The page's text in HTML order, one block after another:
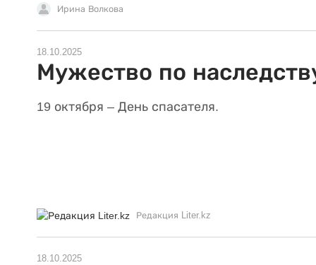
Ирина Волкова
18.10.2025
Мужество по
19 октября – День спасателя.
Редакция Liter.kz
18.10.2025